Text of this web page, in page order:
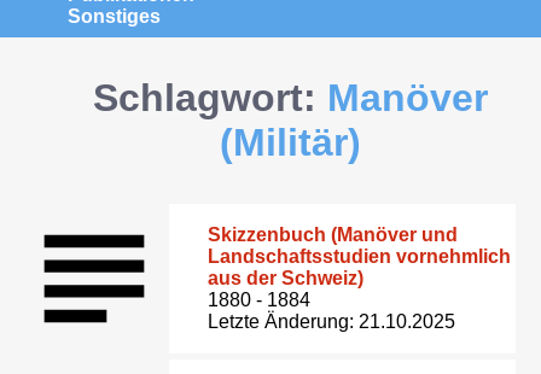
Sonstiges
Schlagwort: Manöver
(Militär)
Skizzenbuch (Manöver und
Landschaftsstudien vornehmlich
aus der Schweiz)
1880 - 1884
Letzte Änderung: 21.10.2025